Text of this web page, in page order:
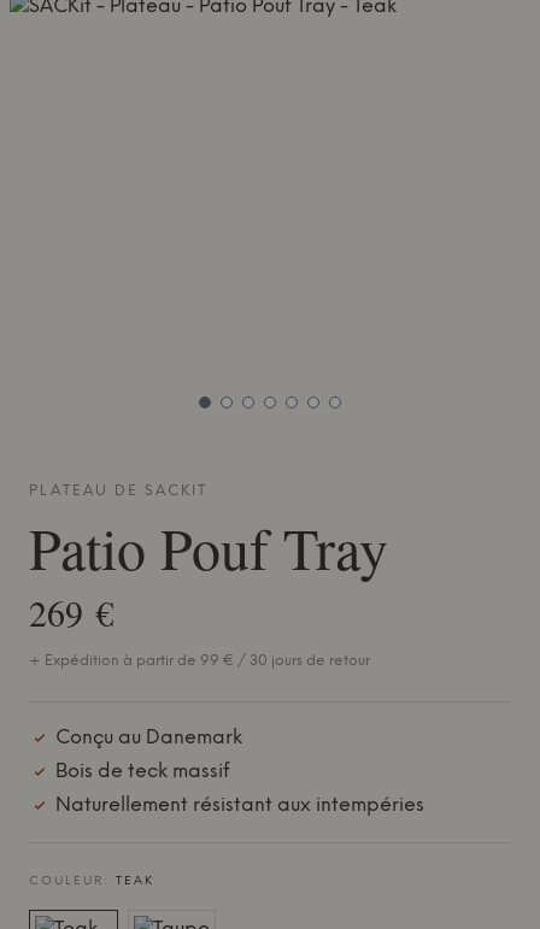
PLATEAU DE SACKIT
Patio Pouf Tray
269 €
+ Expédition à partir de 99 € / 30 jours de retour
Conçu au Danemark
Bois de teck massif
Naturellement résistant aux intempéries
COULEUR: TEAK